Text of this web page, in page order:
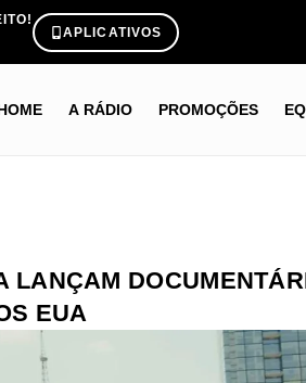
APLICATIVOS
A RÁDIO PROMOÇÕES
LANÇAM
EUA